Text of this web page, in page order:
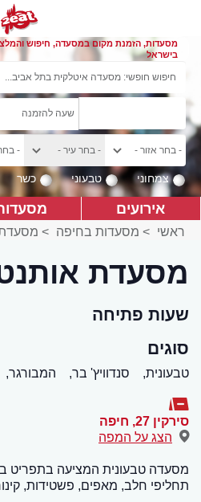
מסעדות, הזמנת מקום במסעדה, חיפוש
בישראל
צמחוני טבעוני כשר
אירועים
ראשי > מסעדות בחיפה > מסעדת
מסעדת
שעות פתיחה
סוגים
טבעונית, סנדוויץ' בר, המבורגר,
סירקין 27 , חיפה
הצג על המפה
מסעדה טבעונית המציעה בתפריט
תחליפי חלב, מאפים, פשטידות,